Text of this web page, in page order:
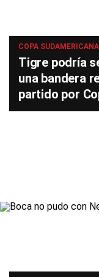
COPA SUDAMERICANA
Tigre podría
una bandera
partido por